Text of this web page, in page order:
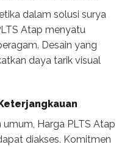
dalam solusi surya
Atap menyatu
Desain yang
daya tarik visual
Harga PLTS Atap
diakses. Komitmen